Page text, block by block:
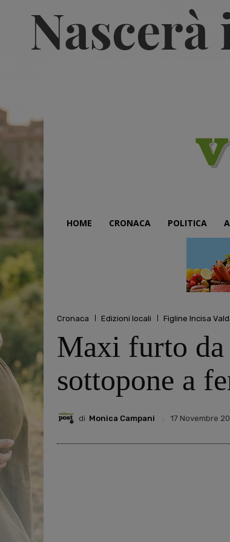
HOME CRONACA POLITICA
Cronaca Edizioni locali Figline Incisa
Maxi furto da
sottopone a
di Monica Campani 17 Novembre